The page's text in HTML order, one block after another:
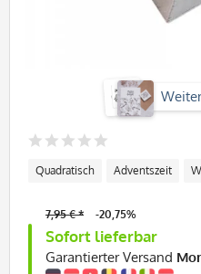
Quadratisch Adventszeit
Sofort lieferbar
Garantierter Versand
7,95 € * -20,75%